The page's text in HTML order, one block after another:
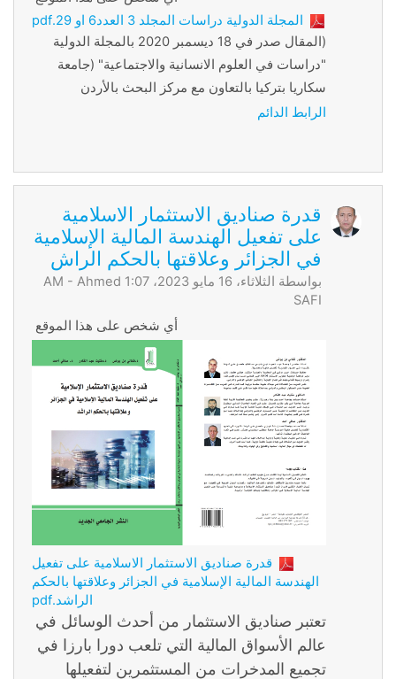
المجلة الدولية دراسات المجلد 3 العدد6 او 29.pdf
(المقال صدر في 18 ديسمبر 2020 ب
المجلة الدولية
"دراسات في العلوم الانسانية والاجتماعية" (جامعة
سكاريا بتركيا بالتعاون مع مركز البحث بالأردن
الرابط الدائم
قدرة صناديق الاستثمار الاسلامية
على تفعيل الهندسة المالية الإسلامية
في الجزائر وعلاقتها بالحكم الراش
بواسطة الثلاثاء، 16 مايو 2023، 1:07 AM -
Ahmed
SAFI
أي شخص على هذا الموقع
قدرة صناديق الاستثمار الاسلامية على تفعيل
الهندسة المالية الإسلامية في الجزائر وعلاقتها بالحكم
الراشد.pdf
تعتبر صناديق الاستثمار من أحدث الوسائل في
عالم الأسواق المالية التي تلعب دورا بارزا في
تجميع المدخرات من المستثمرين لتفعيلها